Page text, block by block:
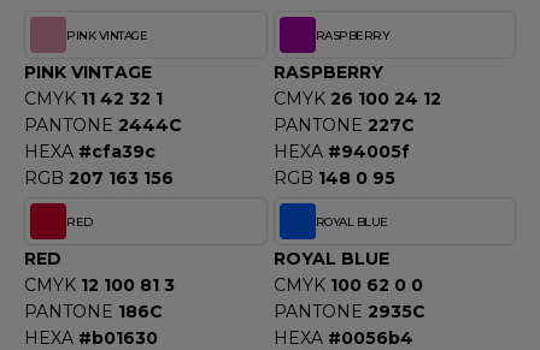
CLOTHING
DENIM
PINK VINTAGE
PINK VINTAGE
CMYK 11 42 32 1
PANTONE 2444C
HEXA #cfa39c
RGB 207 163 156
RASPBERRY
RASPBERRY
CMYK 26 100 24 12
PANTONE 227C
HEXA #94005f
RGB 148 0 95
RED
RED
CMYK 12 100 81 3
PANTONE 186C
HEXA #b01630
ROYAL BLUE
ROYAL BLUE
CMYK 100 62 0 0
PANTONE 2935C
HEXA #0056b4